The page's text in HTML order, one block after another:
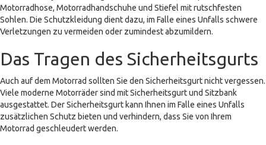
Motorradhose, Motorradhandschuhe und Stiefel mit rutschfesten
Sohlen. Die Schutzkleidung dient dazu, im Falle eines Unfalls schwere
Verletzungen zu vermeiden oder zumindest abzumildern.
Das Tragen des Sicherheitsgurts
Auch auf dem Motorrad sollten Sie den Sicherheitsgurt nicht vergessen.
Viele moderne Motorräder sind mit Sicherheitsgurt und Sitzbank
ausgestattet. Der Sicherheitsgurt kann Ihnen im Falle eines Unfalls
zusätzlichen Schutz bieten und verhindern, dass Sie von Ihrem
Motorrad geschleudert werden.